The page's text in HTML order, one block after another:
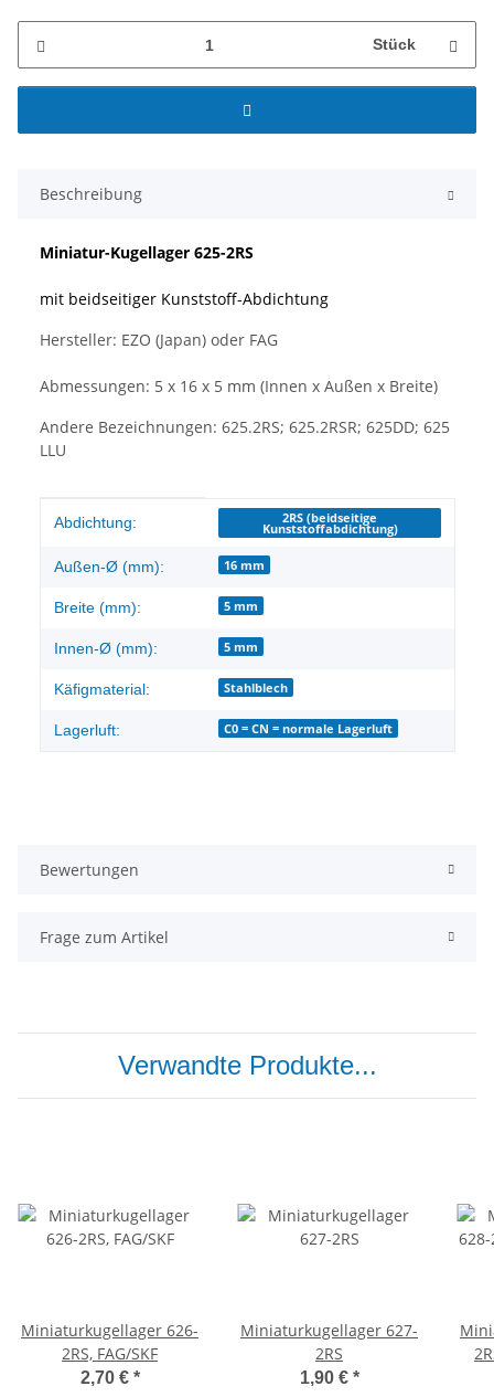
Stück
Beschreibung
Miniatur-Kugellager 625-2RS
mit beidseitiger Kunststoff-Abdichtung
Hersteller: EZO (Japan) oder FAG
Abmessungen: 5 x 16 x 5 mm (Innen x Außen x Breite)
Andere Bezeichnungen: 625.2RS; 625.2RSR; 625DD; 625
LLU
Produkteigenschaft
Wert
Abdichtung: 2RS (beidseitige
Kunststoffabdichtung)
Außen-Ø (mm): 16 mm
Breite (mm): 5 mm
Innen-Ø (mm): 5 mm
Käfigmaterial: Stahlblech
Lagerluft: C0 = CN = normale Lagerluft
Bewertungen
Frage zum Artikel
Verwandte Produkte...
Miniaturkugellager 626-
2RS, FAG/SKF
2,70 € *
Miniaturkugellager 627-
2RS
1,90 € *